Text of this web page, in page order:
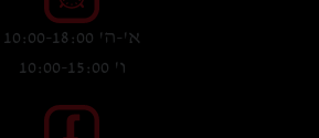
א'-ה' 10:00-18:00
ו' 10:00-15:00